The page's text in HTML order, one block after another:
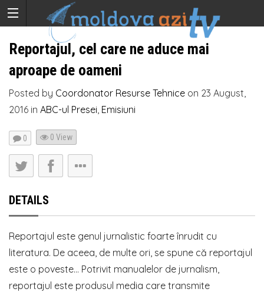
Reportajul, cel care ne aduce mai
aproape de oameni
Posted by Coordonator Resurse Tehnice on 23 August,
2016 in ABC-ul Presei, Emisiuni
0 0 View
DETAILS
Reportajul este genul jurnalistic foarte înrudit cu
literatura. De aceea, de multe ori, se spune că reportajul
este o poveste… Potrivit manualelor de jurnalism,
reportajul este produsul media care transmite